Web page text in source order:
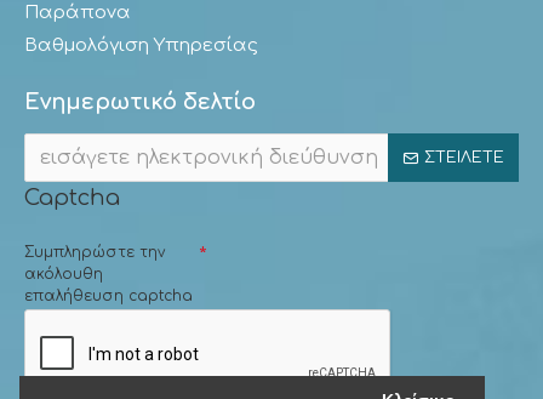
Παράπονα
Βαθμολόγιση Υπηρεσίας
Ενημερωτικό δελτίο
ΣΤΕΊΛΕΤΕ
Captcha
Συμπληρώστε την
ακόλουθη
επαλήθευση captcha